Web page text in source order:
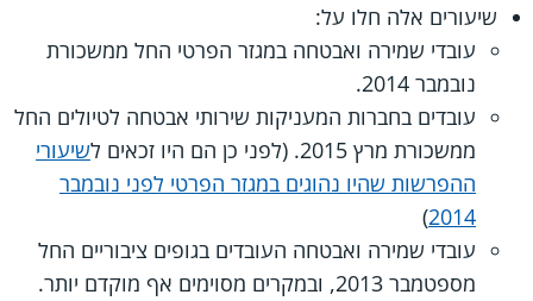
שיעורים אלה חלו על:
עובדי שמירה ואבטחה במגזר הפרטי החל ממשכורת
נובמבר 2014.
עובדים בחברות המעניקות שירותי אבטחה לטיולים החל
ממשכורת מרץ 2015. (לפני כן הם היו זכאים ל
שיעורי
ההפרשות שהיו נהוגים במגזר הפרטי לפני נובמבר
2014
)
עובדי שמירה ואבטחה העובדים בגופים ציבוריים החל
מספטמבר 2013, ובמקרים מסוימים אף מוקדם יותר.